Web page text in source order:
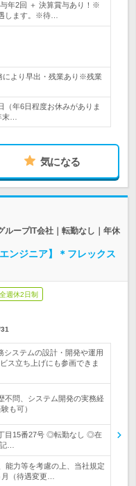
年2回 ＋ 決算賞与あり！※
します。※待…
より早出・残業あり※残業
年6日程度お休みがありま
末…
気になる
ループIT会社｜転勤なし｜年休
ンジニア】＊フレックス
週休2日制
システムの設計・開発や運用
ス立ち上げにも参画できま
不問、システム開発の実務経
も可）
目15番27号 ◎転勤なし ◎在
…
能力等を考慮の上、当社規定
（待遇変更…